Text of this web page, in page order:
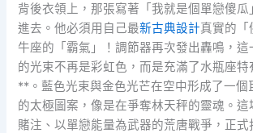
背後衣領上，那張寫著「我就是個單戀傻瓜
進去。他必須用自己最新古典設計真實的「
牛座的「霸氣」！調節器再次發出轟鳴，這
的光束不再是彩虹色，而是充滿了水瓶座特
**。藍色光束與金色光芒在空中形成了一個
的太極圖案，像是在爭奪林天秤的靈魂。這
賭注、以單戀能量為武器的荒唐戰爭，正式